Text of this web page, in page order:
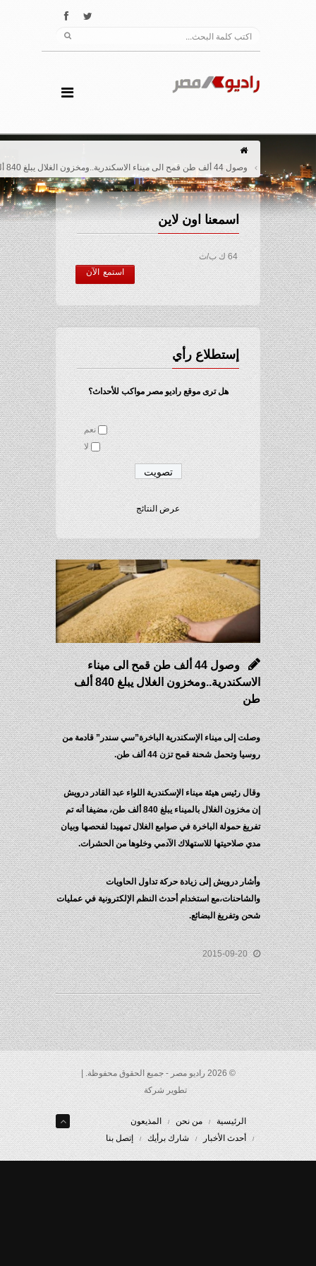
وصول 44 ألف طن قمح الى ميناء الاسكندرية..ومخزون الغلال يبلغ 840 ألف طن
اسمعنا اون لاين
64 ك ب/ث
استمع الآن
إستطلاع رأي
هل ترى موقع راديو مصر مواكب للأحداث؟
نعم
عرض النتائج
وصول 44 ألف طن قمح الى ميناء
الاسكندرية..ومخزون الغلال يبلغ 840 ألف
طن
وصلت إلى ميناء الإسكندرية الباخرة”سي سندر” قادمة من
روسيا وتحمل شحنة قمح تزن 44 ألف طن.
وقال رئيس هيئة ميناء الإسكندرية اللواء عبد القادر درويش
إن مخزون الغلال بالميناء يبلغ 840 ألف طن، مضيفا أنه تم
تفريغ حمولة الباخرة في صوامع الغلال تمهيدا لفحصها وبيان
مدي صلاحيتها للاستهلاك الآدمي وخلوها من الحشرات.
وأشار درويش إلى زيادة حركة تداول الحاويات
والشاحنات،مع استخدام أحدث النظم الإلكترونية في عمليات
شحن وتفريغ البضائع.
2015-09-20
© 2026 راديو مصر - جميع الحقوق محفوظة. |
تطوير شركة
الرئيسية من نحن
المذيعون
أحدث الأخبار
شارك برأيك إتصل بنا